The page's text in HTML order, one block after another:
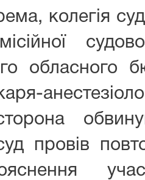
колегія
обласного
провів